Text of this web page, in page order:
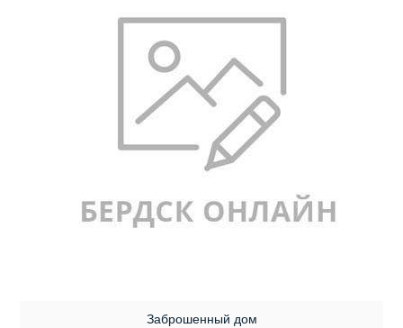
Заброшенный дом